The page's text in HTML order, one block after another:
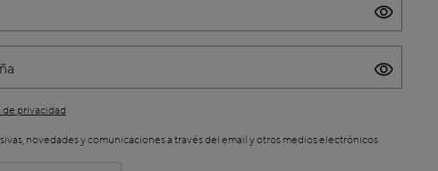
privacidad
novedades y comunicaciones a través del email y otros medios electrónicos